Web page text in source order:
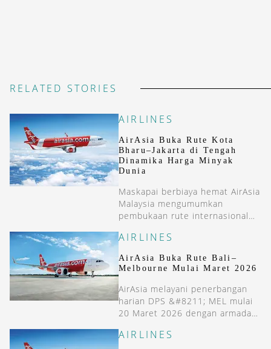
RELATED STORIES
AIRLINES
AirAsia Buka Rute Kota
Bharu–Jakarta di Tengah
Dinamika Harga Minyak
Dunia
Maskapai berbiaya hemat AirAsia
Malaysia mengumumkan
pembukaan rute internasional
Bharu dengan Jakarta.
AIRLINES
AirAsia Buka Rute Bali–
Melbourne Mulai Maret 2026
AirAsia melayani penerbangan
harian DPS &#8211; MEL mulai
20 Maret 2026 dengan armada
memperluas konektivitas
AIRLINES